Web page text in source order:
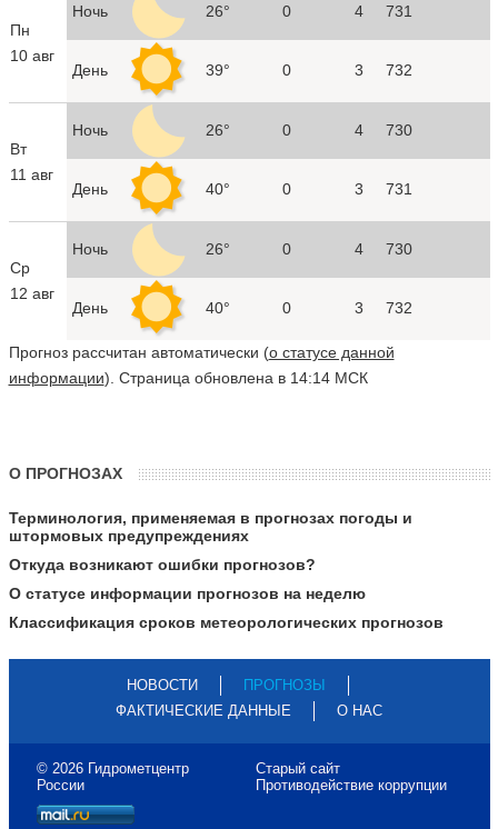
Пн
10 авг
Ночь 26° 0 4 731
День 39° 0 3 732
Вт
11 авг
Ночь 26° 0 4 730
День 40° 0 3 731
Ср
12 авг
Ночь 26° 0 4 730
День 40° 0 3 732
Прогноз рассчитан автоматически (о статусе данной
информации). Страница обновлена в 14:14 МСК
О ПРОГНОЗАХ
Терминология, применяемая в прогнозах погоды и
штормовых предупреждениях
Откуда возникают ошибки прогнозов?
О статусе информации прогнозов на неделю
Классификация сроков метеорологических прогнозов
НОВОСТИ
ПРОГНОЗЫ
ФАКТИЧЕСКИЕ ДАННЫЕ
О НАС
© 2026 Гидрометцентр
России
Старый сайт
Противодействие коррупции